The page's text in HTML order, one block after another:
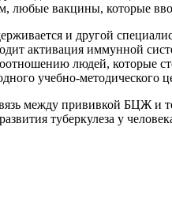
любые вакцины, которые
и другой
активация иммунной
людей, которые
учебно-методического
между прививкой БЦЖ и
туберкулеза у